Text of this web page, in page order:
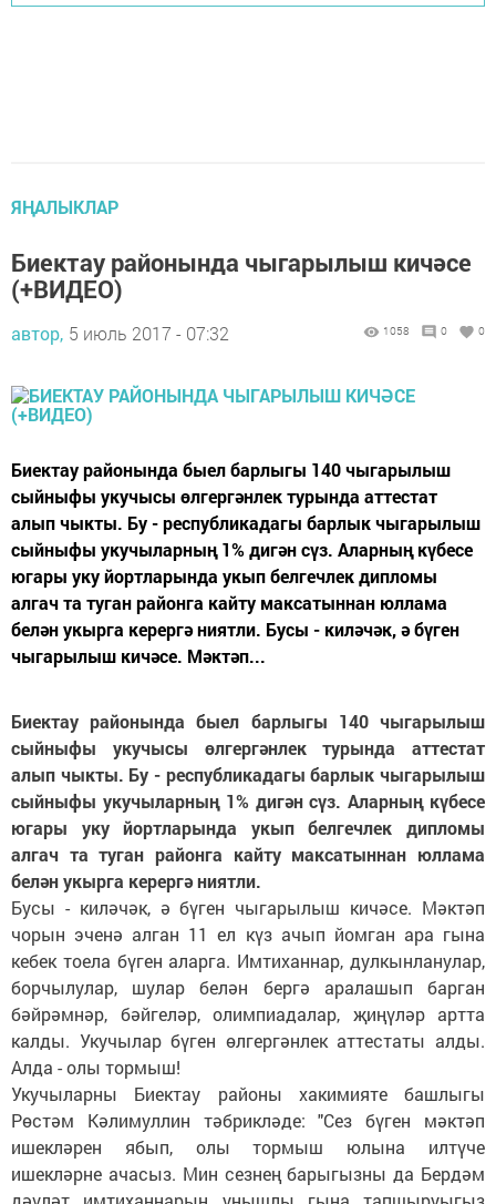
ЯҢАЛЫКЛАР
Биектау районында чыгарылыш кичәсе
(+ВИДЕО)
автор, 5 июль 2017 - 07:32 1058 0 0
Биектау районында быел барлыгы 140 чыгарылыш
сыйныфы укучысы өлгергәнлек турында аттестат
алып чыкты. Бу - республикадагы барлык чыгарылыш
сыйныфы укучыларның 1% дигән сүз. Аларның күбесе
югары уку йортларында укып белгечлек дипломы
алгач та туган районга кайту максатыннан юллама
белән укырга керергә ниятли. Бусы - киләчәк, ә бүген
чыгарылыш кичәсе. Мәктәп...
Биектау районында быел барлыгы 140 чыгарылыш
сыйныфы укучысы өлгергәнлек турында аттестат
алып чыкты. Бу - республикадагы барлык чыгарылыш
сыйныфы укучыларның 1% дигән сүз. Аларның күбесе
югары уку йортларында укып белгечлек дипломы
алгач та туган районга кайту максатыннан юллама
белән укырга керергә ниятли.
Бусы - киләчәк, ә бүген чыгарылыш кичәсе. Мәктәп
чорын эченә алган 11 ел күз ачып йомган ара гына
кебек тоела бүген аларга. Имтиханнар, дулкынланулар,
борчылулар, шулар белән бергә аралашып барган
бәйрәмнәр, бәйгеләр, олимпиадалар, җиңүләр артта
калды. Укучылар бүген өлгергәнлек аттестаты алды.
Алда - олы тормыш!
Укучыларны Биектау районы хакимияте башлыгы
Рөстәм Кәлимуллин тәбрикләде: "Сез бүген мәктәп
ишекләрен ябып, олы тормыш юлына илтүче
ишекләрне ачасыз. Мин сезнең барыгызны да Бердәм